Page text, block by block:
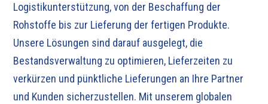
Logistikunterstützung, von der Beschaffung der
Rohstoffe bis zur Lieferung der fertigen Produkte.
Unsere Lösungen sind darauf ausgelegt, die
Bestandsverwaltung zu optimieren, Lieferzeiten zu
verkürzen und pünktliche Lieferungen an Ihre Partner
und Kunden sicherzustellen. Mit unserem globalen